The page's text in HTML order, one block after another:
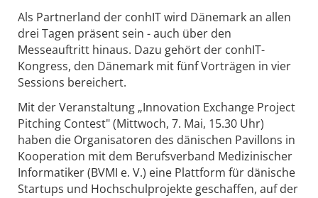
Als Partnerland der conhIT wird Dänemark an allen
drei Tagen präsent sein - auch über den
Messeauftritt hinaus. Dazu gehört der conhIT-
Kongress, den Dänemark mit fünf Vorträgen in vier
Sessions bereichert.
Mit der Veranstaltung „Innovation Exchange Project
Pitching Contest" (Mittwoch, 7. Mai, 15.30 Uhr)
haben die Organisatoren des dänischen Pavillons in
Kooperation mit dem Berufsverband Medizinischer
Informatiker (BVMI e. V.) eine Plattform für dänische
Startups und Hochschulprojekte geschaffen, auf der